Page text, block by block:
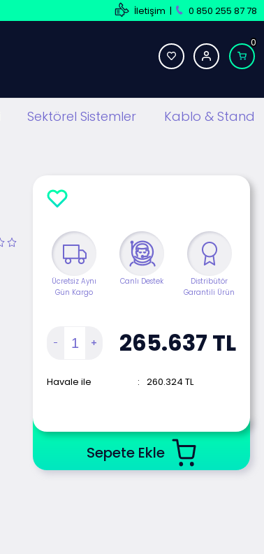
İletişim | 0 850 255 87 78
0
Sektörel Sistemler Kablo & Stand
Ücretsiz Aynı
Gün Kargo
Canlı Destek
Distribütör
Garantili Ürün
265.637 TL
Havale ile : 260.324 TL
Sepete Ekle